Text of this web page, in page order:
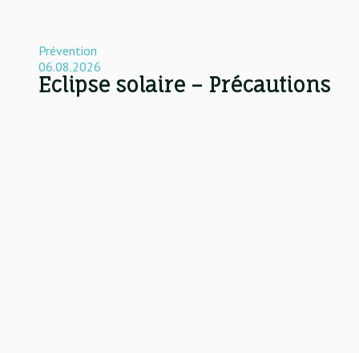
Prévention
06.08.2026
Eclipse solaire – Précautions